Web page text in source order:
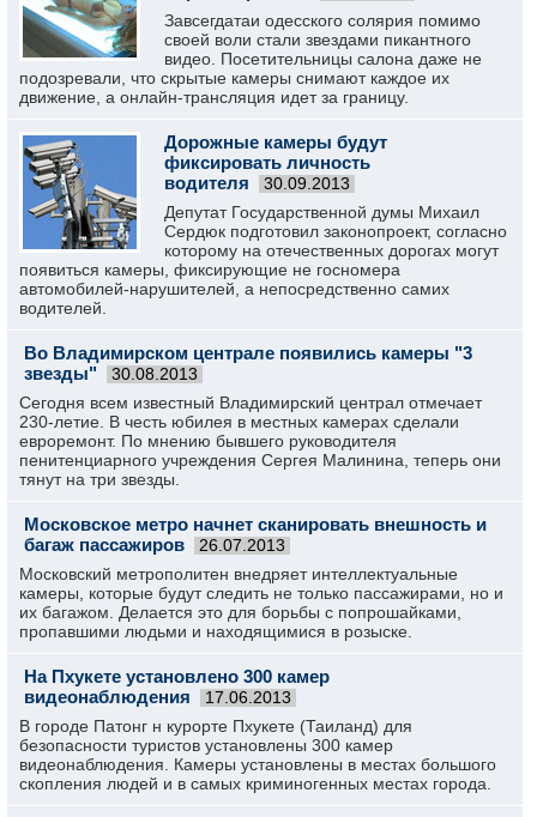
Завсегдатаи одесского солярия помимо
своей воли стали звездами пикантного
видео. Посетительницы салона даже не
подозревали, что скрытые камеры снимают каждое их
движение, а онлайн-трансляция идет за границу.
Дорожные камеры будут
фиксировать личность
водителя
30.09.2013
Депутат Государственной думы Михаил
Сердюк подготовил законопроект, согласно
которому на отечественных дорогах могут
появиться камеры, фиксирующие не госномера
автомобилей-нарушителей, а непосредственно самих
водителей.
Во Владимирском централе появились камеры "3
звезды"
30.08.2013
Сегодня всем известный Владимирский централ отмечает
230-летие. В честь юбилея в местных камерах сделали
евроремонт. По мнению бывшего руководителя
пенитенциарного учреждения Сергея Малинина, теперь они
тянут на три звезды.
Московское метро начнет сканировать внешность и
багаж пассажиров
26.07.2013
Московский метрополитен внедряет интеллектуальные
камеры, которые будут следить не только пассажирами, но и
их багажом. Делается это для борьбы с попрошайками,
пропавшими людьми и находящимися в розыске.
На Пхукете установлено 300 камер
видеонаблюдения
17.06.2013
В городе Патонг н курорте Пхукете (Таиланд) для
безопасности туристов установлены 300 камер
видеонаблюдения. Камеры установлены в местах большого
скопления людей и в самых криминогенных местах города.